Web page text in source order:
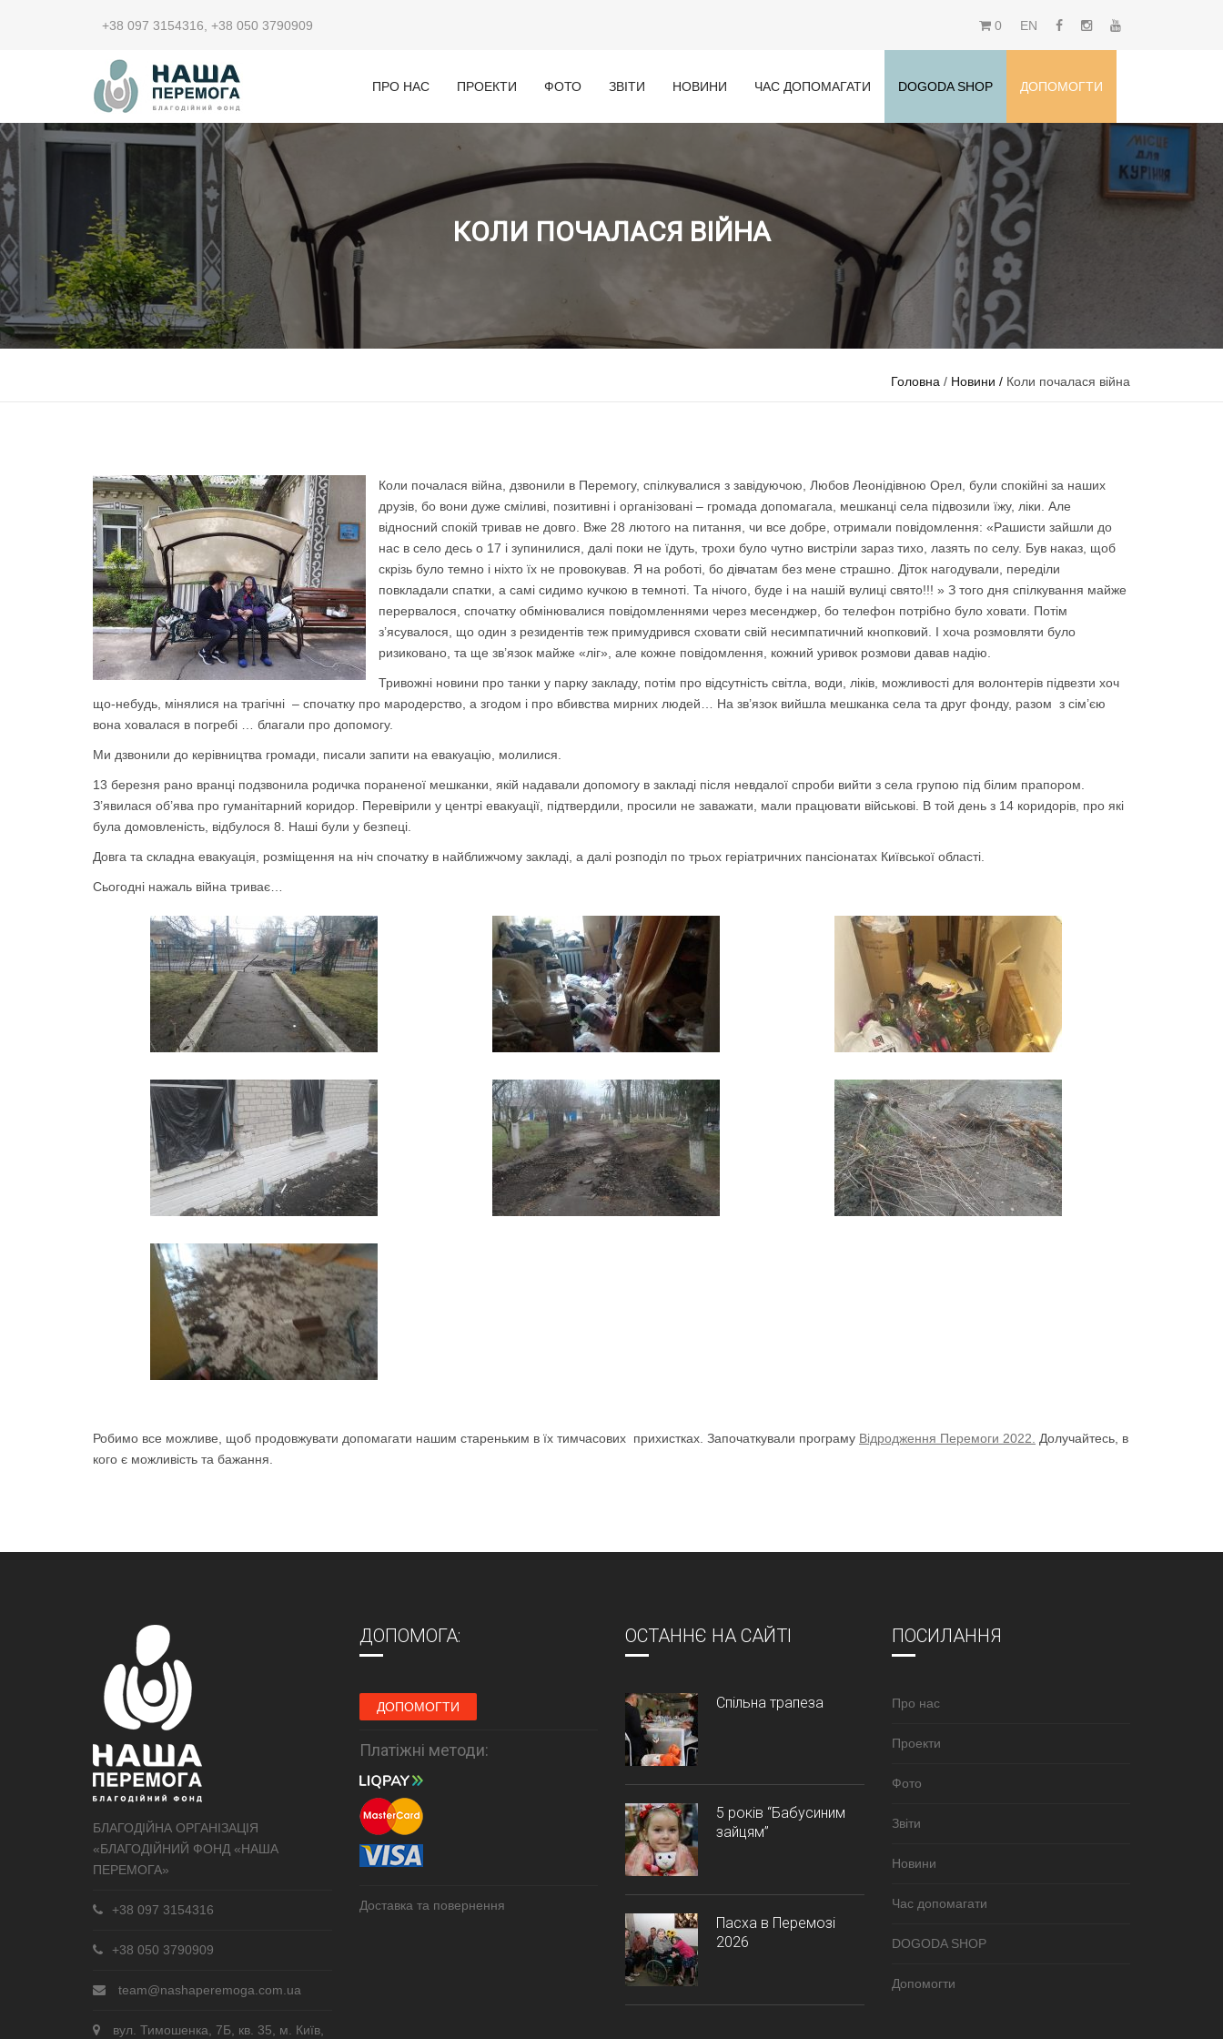
+38 097 3154316 +38 050 3790909 0 EN
ПРО НАС ПРОЕКТИ ФОТО ЗВІТИ НОВИНИ ЧАС ДОПОМАГАТИ DOGODA SHOP ДОПОМОГТИ
КОЛИ ПОЧАЛАСЯ ВІЙНА
Головна / Новини / Коли почалася війна
Коли почалася війна, дзвонили в Перемогу, спілкувалися з завідуючою, Любов Леонідівною Орел, були спокійні за наших
друзів, бо вони дуже сміливі, позитивні і організовані – громада допомагала, мешканці села підвозили їжу, ліки. Але
відносний спокій тривав не довго. Вже 28 лютого на питання, чи все добре, отримали повідомлення: «Рашисти зайшли до
нас в село десь о 17 і зупинилися, далі поки не їдуть, трохи було чутно вистріли зараз тихо, лазять по селу. Був наказ, щоб
скрізь було темно і ніхто їх не провокував. Я на роботі, бо дівчатам без мене страшно. Діток нагодували, переділи
повкладали спатки, а самі сидимо кучкою в темноті. Та нічого, буде і на нашій вулиці свято!!! » З того дня спілкування майже
перервалося, спочатку обмінювалися повідомленнями через месенджер, бо телефон потрібно було ховати. Потім
з’ясувалося, що один з резидентів теж примудрився сховати свій несимпатичний кнопковий. І хоча розмовляти було
ризиковано, та ще зв’язок майже «ліг», але кожне повідомлення, кожний уривок розмови давав надію.
Тривожні новини про танки у парку закладу, потім про відсутність світла, води, ліків, можливості для волонтерів підвезти хоч
що-небудь, мінялися на трагічні – спочатку про мародерство, а згодом і про вбивства мирних людей… На зв’язок вийшла мешканка села та друг фонду, разом з сім’єю
вона ховалася в погребі … благали про допомогу.
Ми дзвонили до керівництва громади, писали запити на евакуацію, молилися.
13 березня рано вранці подзвонила родичка пораненої мешканки, якій надавали допомогу в закладі після невдалої спроби вийти з села групою під білим прапором.
З’явилася об’ява про гуманітарний коридор. Перевірили у центрі евакуації, підтвердили, просили не заважати, мали працювати військові. В той день з 14 коридорів, про які
була домовленість, відбулося 8. Наші були у безпеці.
Довга та складна евакуація, розміщення на ніч спочатку в найближчому закладі, а далі розподіл по трьох геріатричних пансіонатах Київської області.
Сьогодні нажаль війна триває…
Робимо все можливе, щоб продовжувати допомагати нашим стареньким в їх тимчасових прихистках. Започаткували програму Відродження Перемоги 2022.
Долучайтесь, в
кого є можливість та бажання.
БЛАГОДІЙНА ОРГАНІЗАЦІЯ
«БЛАГОДІЙНИЙ ФОНД «НАША
ПЕРЕМОГА»
+38 097 3154316
+38 050 3790909
team@nashaperemoga.com.ua
вул. Тимошенка, 7Б, кв. 35, м. Київ,
ДОПОМОГА:
ДОПОМОГТИ
Платіжні методи:
Доставка та повернення
ОСТАННЄ НА САЙТІ
Спільна трапеза
5 років “Бабусиним
зайцям”
Пасха в Перемозі
2026
ПОСИЛАННЯ
Про нас
Проекти
Фото
Звіти
Новини
Час допомагати
DOGODA SHOP
Допомогти